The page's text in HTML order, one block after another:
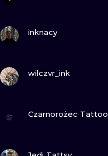
inknacy
wilczvr_ink
Czarnorożec Tattoo